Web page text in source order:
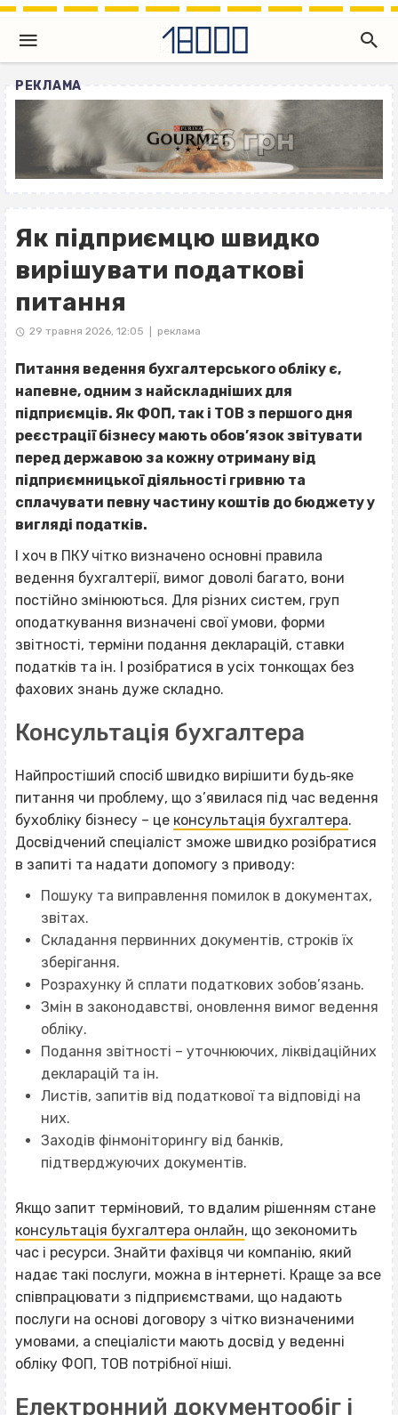
РЕКЛАМА
Як підприємцю швидко
вирішувати податкові
питання
29 травня 2026, 12:05 реклама
Питання ведення бухгалтерського обліку є,
напевне, одним з найскладніших для
підприємців. Як ФОП, так і ТОВ з першого дня
реєстрації бізнесу мають обов’язок звітувати
перед державою за кожну отриману від
підприємницької діяльності гривню та
сплачувати певну частину коштів до бюджету у
вигляді податків.
І хоч в ПКУ чітко визначено основні правила
ведення бухгалтерії, вимог доволі багато, вони
постійно змінюються. Для різних систем, груп
оподаткування визначені свої умови, форми
звітності, терміни подання декларацій, ставки
податків та ін. І розібратися в усіх тонкощах без
фахових знань дуже складно.
Консультація бухгалтера
Найпростіший спосіб швидко вирішити будь‐яке
питання чи проблему, що з’явилася під час ведення
бухобліку бізнесу – це консультація бухгалтера.
Досвідчений спеціаліст зможе швидко розібратися
в запиті та надати допомогу з приводу:
Пошуку та виправлення помилок в документах,
звітах.
Складання первинних документів, строків їх
зберігання.
Розрахунку й сплати податкових зобов’язань.
Змін в законодавстві, оновлення вимог ведення
обліку.
Подання звітності – уточнюючих, ліквідаційних
декларацій та ін.
Листів, запитів від податкової та відповіді на
них.
Заходів фінмоніторингу від банків,
підтверджуючих документів.
Якщо запит терміновий, то вдалим рішенням стане
консультація бухгалтера онлайн, що зекономить
час і ресурси. Знайти фахівця чи компанію, який
надає такі послуги, можна в інтернеті. Краще за все
співпрацювати з підприємствами, що надають
послуги на основі договору з чітко визначеними
умовами, а спеціалісти мають досвід у веденні
обліку ФОП, ТОВ потрібної ніші.
Електронний документообіг і